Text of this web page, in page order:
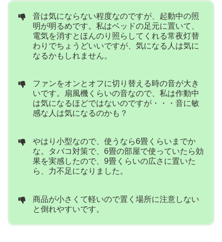
音は気にならない程度なのですが、起動中の照
明が明るめです。私はベッドの足元に置いて、
電気を消すとほんのり照らしてくれる常夜灯替
わりでちょうどいいですが、気になる人は気に
なるかもしれません。
ファンをオンとオフに切り替える時の音が大き
いです。扇風機くらいの音なので、私は作動中
は気になるほどではないのですが・・・音に敏
感な人は気になるのかも？
やはり小型なので、使うなら6畳くらいまでか
な。タバコ対策で、6畳の部屋で使っていたら効
果を実感したので、9畳くらいの広さに置いた
ら、力不足になりました。
商品が小さくて軽いので置く場所に注意しない
と倒れやすいです。